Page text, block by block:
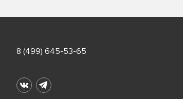
8 (499) 645-53-65